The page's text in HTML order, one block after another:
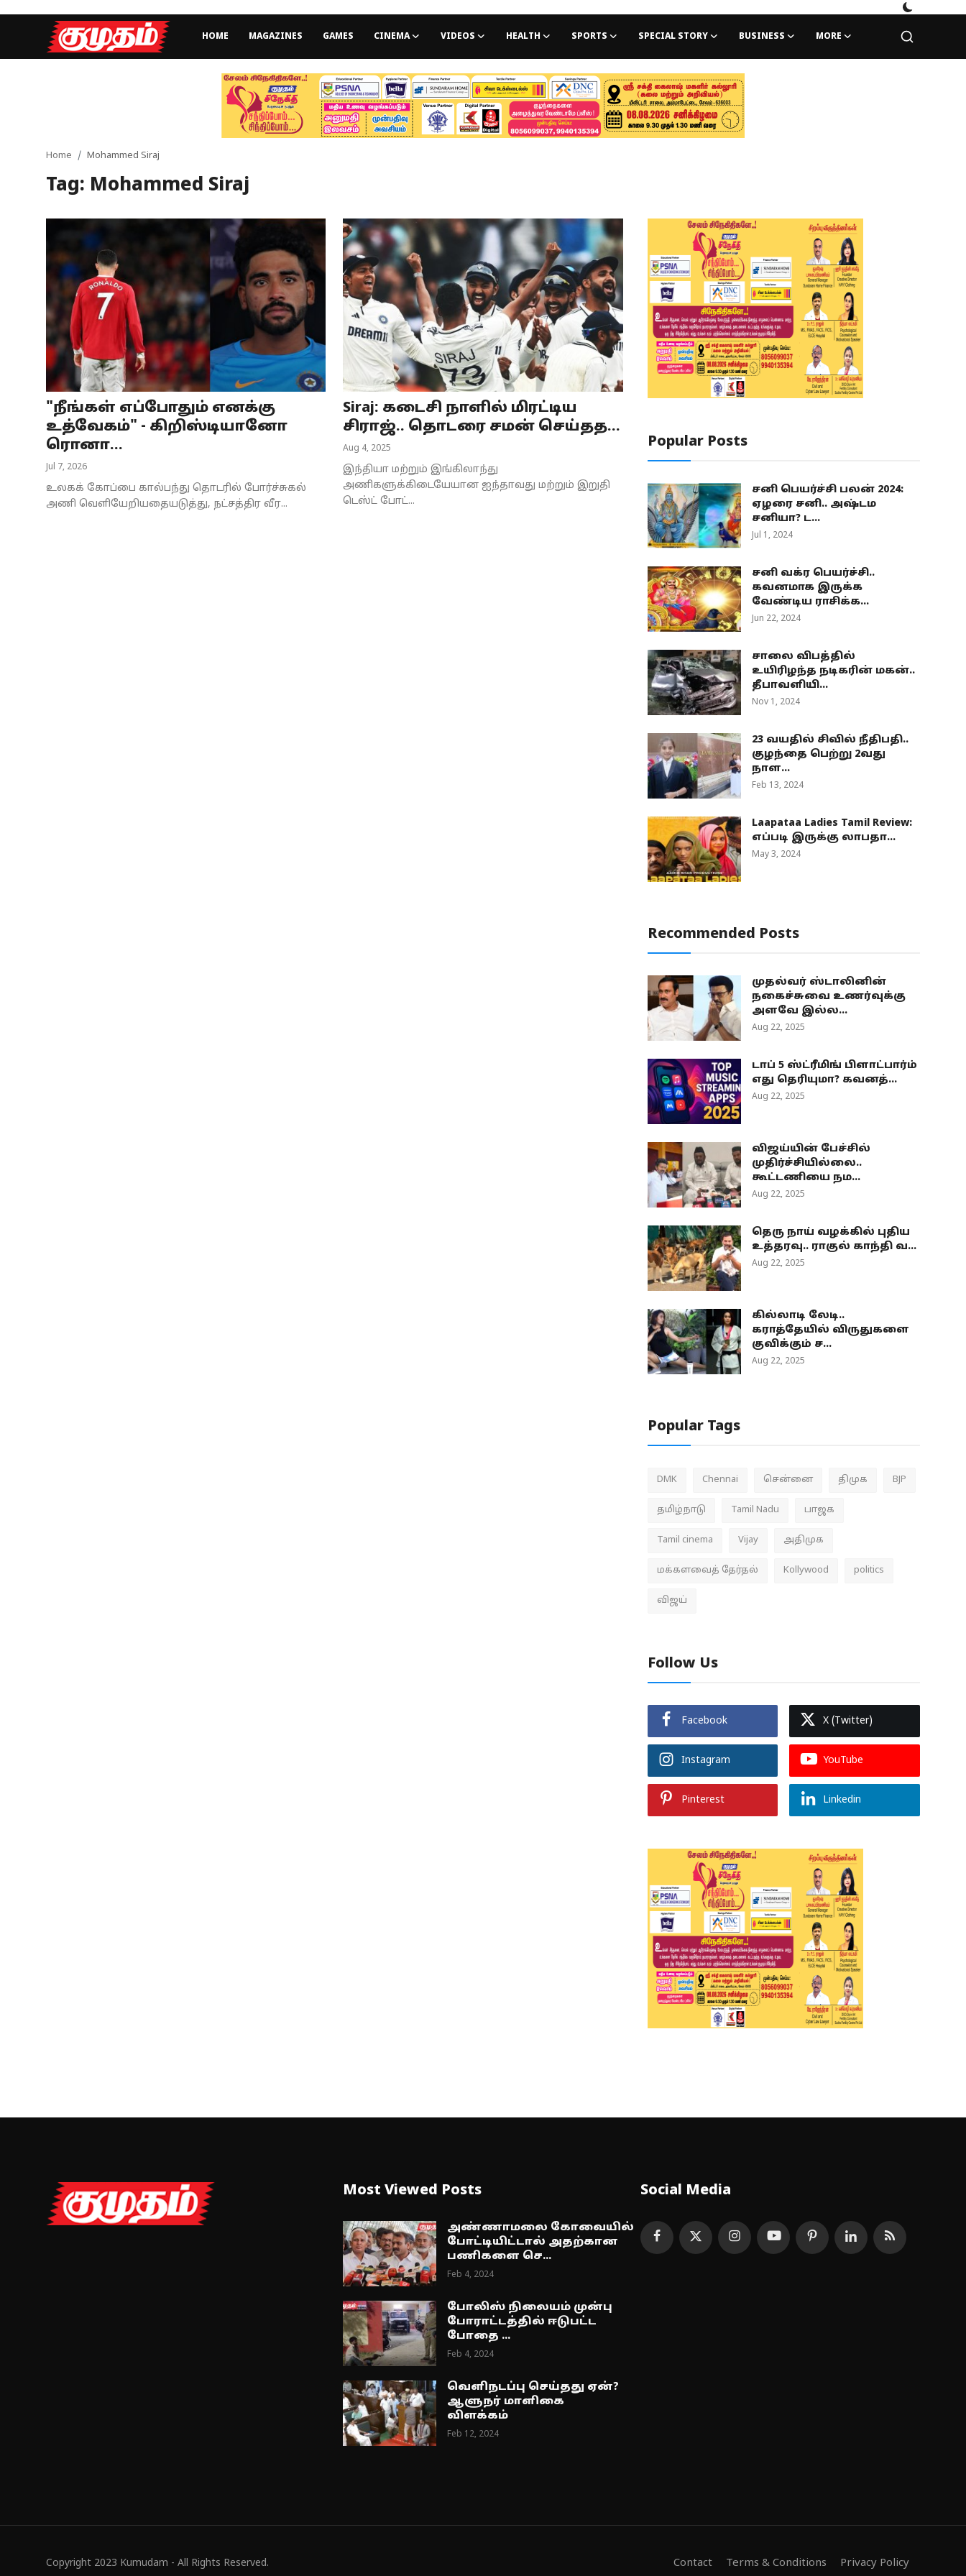
HOME MAGAZINES GAMES CINEMA VIDEOS HEALTH SPORTS SPECIAL STORY BUSINESS MORE
Games
Videos
Special Story
Business
Tamilnadu
National
Astrology
Home Mohammed Siraj
Tag: Mohammed Siraj
"நீங்கள் எப்போதும் எனக்கு
உத்வேகம்" - கிறிஸ்டியானோ
ரொனா...
Jul 7, 2026
உலகக் கோப்பை கால்பந்து தொடரில் போர்ச்சுகல்
அணி வெளியேறியதையடுத்து, நட்சத்திர வீர...
Siraj: கடைசி நாளில் மிரட்டிய
சிராஜ்.. தொடரை சமன் செய்தத...
Aug 4, 2025
இந்தியா மற்றும் இங்கிலாந்து
அணிகளுக்கிடையேயான ஐந்தாவது மற்றும் இறுதி
டெஸ்ட் போட்...
Popular Posts
சனி பெயர்ச்சி பலன் 2024:
ஏழரை சனி.. அஷ்டம
சனியா? ட...
Jul 1, 2024
சனி வக்ர பெயர்ச்சி..
கவனமாக இருக்க
வேண்டிய ராசிக்க...
Jun 22, 2024
சாலை விபத்தில்
உயிரிழந்த நடிகரின் மகன்..
தீபாவளியி...
Nov 1, 2024
23 வயதில் சிவில் நீதிபதி..
குழந்தை பெற்று 2வது
நாள...
Feb 13, 2024
Laapataa Ladies Tamil Review:
எப்படி இருக்கு லாபதா...
May 3, 2024
Recommended Posts
முதல்வர் ஸ்டாலினின்
நகைச்சுவை உணர்வுக்கு
அளவே இல்ல...
Aug 22, 2025
டாப் 5 ஸ்ட்ரீமிங் பிளாட்பார்ம்
எது தெரியுமா? கவனத்...
Aug 22, 2025
விஜய்யின் பேச்சில்
முதிர்ச்சியில்லை..
கூட்டணியை நம...
Aug 22, 2025
தெரு நாய் வழக்கில் புதிய
உத்தரவு.. ராகுல் காந்தி வ...
Aug 22, 2025
கில்லாடி லேடி..
கராத்தேயில் விருதுகளை
குவிக்கும் ச...
Aug 22, 2025
Popular Tags
DMK Chennai சென்னை திமுக BJP
தமிழ்நாடு Tamil Nadu பாஜக
Tamil cinema Vijay அதிமுக
மக்களவைத் தேர்தல் Kollywood politics
விஜய்
Follow Us
Facebook X (Twitter)
Instagram YouTube
Pinterest Linkedin
Most Viewed Posts
அண்ணாமலை கோவையில்
போட்டியிட்டால் அதற்கான
பணிகளை செ...
Feb 4, 2024
போலிஸ் நிலையம் முன்பு
போராட்டத்தில் ஈடுபட்ட
போதை ...
Feb 4, 2024
வெளிநடப்பு செய்தது ஏன்?
ஆளுநர் மாளிகை
விளக்கம்
Feb 12, 2024
Social Media
Copyright 2023 Kumudam - All Rights Reserved. Contact Terms & Conditions Privacy Policy